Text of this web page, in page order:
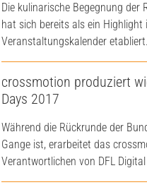
Die kulinarische Begegnung der
hat sich bereits als ein Highlight
Veranstaltungskalender
crossmotion produziert
Days 2017
Während die Rückrunde der
Gange ist, erarbeitet das
Verantwortlichen von DFL